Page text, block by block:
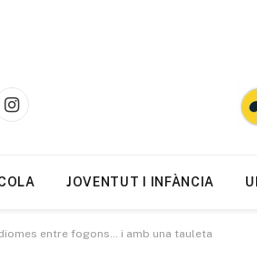
Instagram
JOVENTUT I INFÀNCIA
entre fogons… i amb una tauleta